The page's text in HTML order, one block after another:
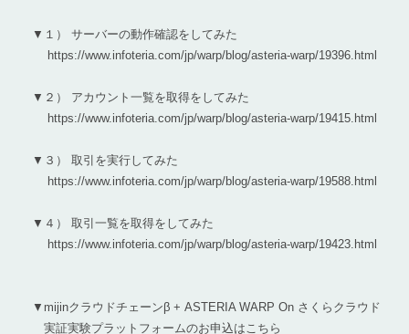
▼１） サーバーの動作確認をしてみた
https://www.infoteria.com/jp/warp/blog/asteria-warp/19396.html
▼２） アカウント一覧を取得をしてみた
https://www.infoteria.com/jp/warp/blog/asteria-warp/19415.html
▼３） 取引を実行してみた
https://www.infoteria.com/jp/warp/blog/asteria-warp/19588.html
▼４） 取引一覧を取得をしてみた
https://www.infoteria.com/jp/warp/blog/asteria-warp/19423.html
▼mijinクラウドチェーンβ + ASTERIA WARP On さくらクラウド
実証実験プラットフォームのお申込はこちら